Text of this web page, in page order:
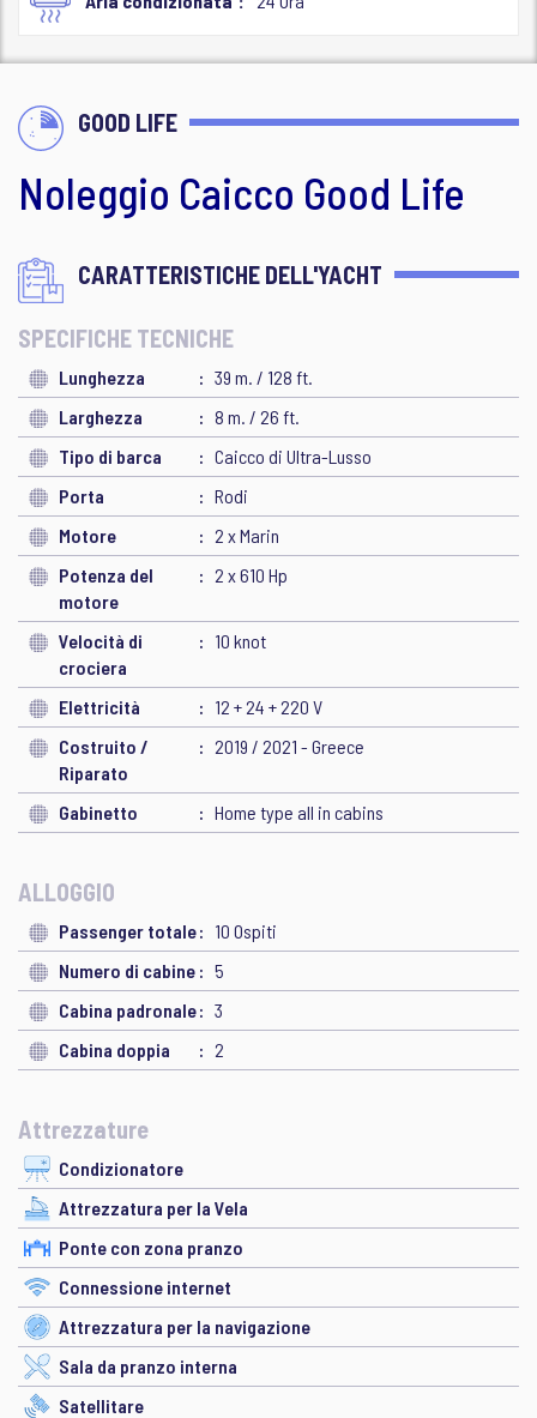
GOOD LIFE
Noleggio Caicco Good Life
CARATTERISTICHE DELL'YACHT
SPECIFICHE TECNICHE
Lunghezza
39 m. / 128 ft.
Larghezza
8 m. / 26 ft.
Tipo di barca
Caicco di Ultra-Lusso
Porta
Rodi
Motore
2 x Marin
Potenza del
motore
2 x 610 Hp
Velocità di
crociera
10 knot
Elettricità
12 + 24 + 220 V
Costruito /
Riparato
2019 / 2021 - Greece
Gabinetto Home type all in cabins
ALLOGGIO
Passenger totale
10 Ospiti
Numero di cabine
5
Cabina padronale
3
Cabina doppia
2
Attrezzature
Condizionatore
Attrezzatura per la Vela
Ponte con zona pranzo
Connessione internet
Attrezzatura per la navigazione
Sala da pranzo interna
Satellitare